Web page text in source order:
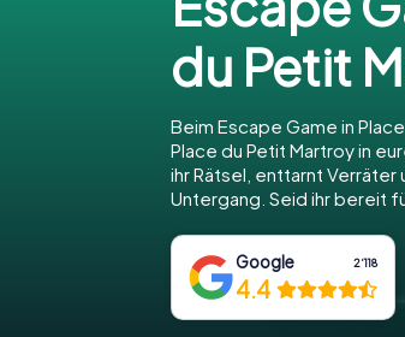
du Petit
Beim Escape Game in
Place du Petit Martroy in
ihr Rätsel, enttarnt
Untergang. Seid ihr bereit
Google 2‘118
4.4